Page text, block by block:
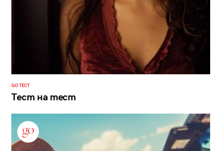
GO ТЕСТ
Тест на тест